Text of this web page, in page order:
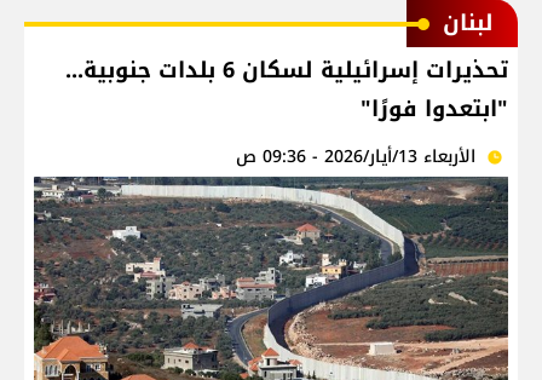
لبنان
تحذيرات إسرائيلية لسكان 6 بلدات جنوبية...
"ابتعدوا فورًا"
الأربعاء 13/أيار/2026 - 09:36 ص